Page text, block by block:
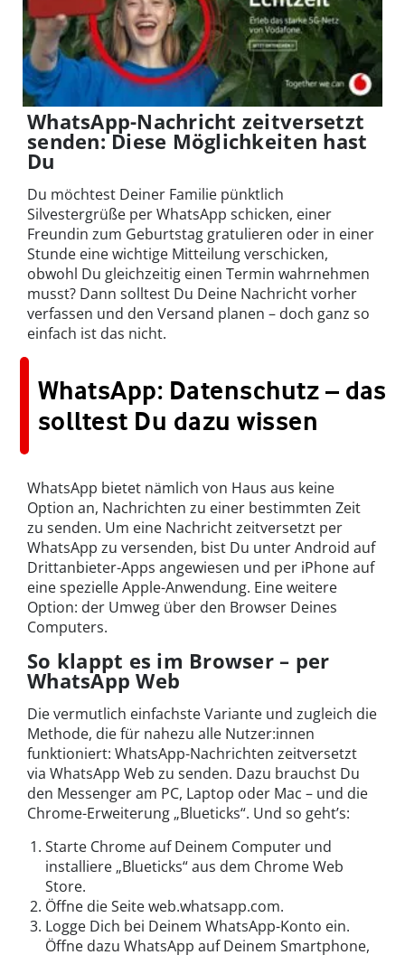
WhatsApp-Nachricht zeitversetzt
senden: Diese Möglichkeiten hast
Du
Du möchtest Deiner Familie pünktlich
Silvestergrüße per WhatsApp schicken, einer
Freundin zum Geburtstag gratulieren oder in einer
Stunde eine wichtige Mitteilung verschicken,
obwohl Du gleichzeitig einen Termin wahrnehmen
musst? Dann solltest Du Deine Nachricht vorher
verfassen und den Versand planen – doch ganz so
einfach ist das nicht.
WhatsApp: Datenschutz – das
solltest Du dazu wissen
WhatsApp bietet nämlich von Haus aus keine
Option an, Nachrichten zu einer bestimmten Zeit
zu senden. Um eine Nachricht zeitversetzt per
WhatsApp zu versenden, bist Du unter Android auf
Drittanbieter-Apps angewiesen und per iPhone auf
eine spezielle Apple-Anwendung. Eine weitere
Option: der Umweg über den Browser Deines
Computers.
So klappt es im Browser – per
WhatsApp Web
Die vermutlich einfachste Variante und zugleich die
Methode, die für nahezu alle Nutzer:innen
funktioniert: WhatsApp-Nachrichten zeitversetzt
via WhatsApp Web zu senden. Dazu brauchst Du
den Messenger am PC, Laptop oder Mac – und die
Chrome-Erweiterung „Blueticks“. Und so geht’s:
Starte Chrome auf Deinem Computer und
installiere „Blueticks“ aus dem Chrome Web
Store.
Öffne die Seite web.whatsapp.com.
Logge Dich bei Deinem WhatsApp-Konto ein.
Öffne dazu WhatsApp auf Deinem Smartphone,